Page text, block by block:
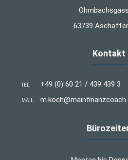
63739
Kontakt
TEL +49 (0) 60 21 / 439 439 3
MAIL